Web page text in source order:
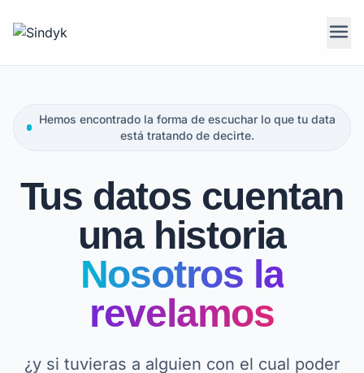
menu
Hemos encontrado la forma de escuchar lo que tu data
está tratando de decirte.
Tus datos cuentan
una historia
Nosotros la
revelamos
¿y si tuvieras a alguien con el cual poder